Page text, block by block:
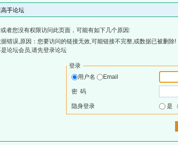
手论坛
者您没有权限访问此页面，可能有如下几个原因:
错误,原因：您要访问的链接无效,可能链接不完整,或数据已被删除!
论坛会员,请先登录论坛
登录
用户名
Email
密 码
隐身登录 是